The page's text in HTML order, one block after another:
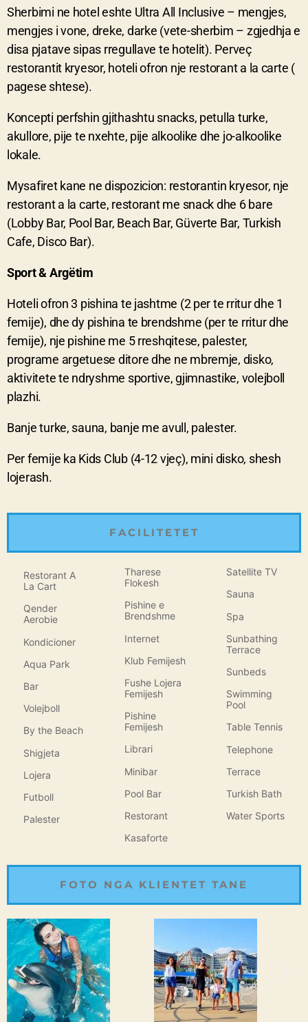
Sherbimi ne hotel eshte Ultra All Inclusive – mengjes,
mengjes i vone, dreke, darke (vete-sherbim – zgjedhja e
disa pjatave sipas rregullave te hotelit). Perveç
restorantit kryesor, hoteli ofron nje restorant a la carte (
pagese shtese).
Koncepti perfshin gjithashtu snacks, petulla turke,
akullore, pije te nxehte, pije alkoolike dhe jo-alkoolike
lokale.
Mysafiret kane ne dispozicion: restorantin kryesor, nje
restorant a la carte, restorant me snack dhe 6 bare
(Lobby Bar, Pool Bar, Beach Bar, Güverte Bar, Turkish
Cafe, Disco Bar).
Sport & Argëtim
Hoteli ofron 3 pishina te jashtme (2 per te rritur dhe 1
femije), dhe dy pishina te brendshme (per te rritur dhe
femije), nje pishine me 5 rreshqitese, palester,
programe argetuese ditore dhe ne mbremje, disko,
aktivitete te ndryshme sportive, gjimnastike, volejboll
plazhi.
Banje turke, sauna, banje me avull, palester.
Per femije ka Kids Club (4-12 vjeç), mini disko, shesh
lojerash.
FACILITETET
Restorant A
La Cart
Qender
Aerobie
Kondicioner
Aqua Park
Bar
Volejboll
By the Beach
Shigjeta
Lojera
Futboll
Palester
Tharese
Flokesh
Pishine e
Brendshme
Internet
Klub Femijesh
Fushe Lojera
Femijesh
Pishine
Femijesh
Librari
Minibar
Pool Bar
Restorant
Kasaforte
Satellite TV
Sauna
Spa
Sunbathing
Terrace
Sunbeds
Swimming
Pool
Table Tennis
Telephone
Terrace
Turkish Bath
Water Sports
FOTO NGA KLIENTET TANE